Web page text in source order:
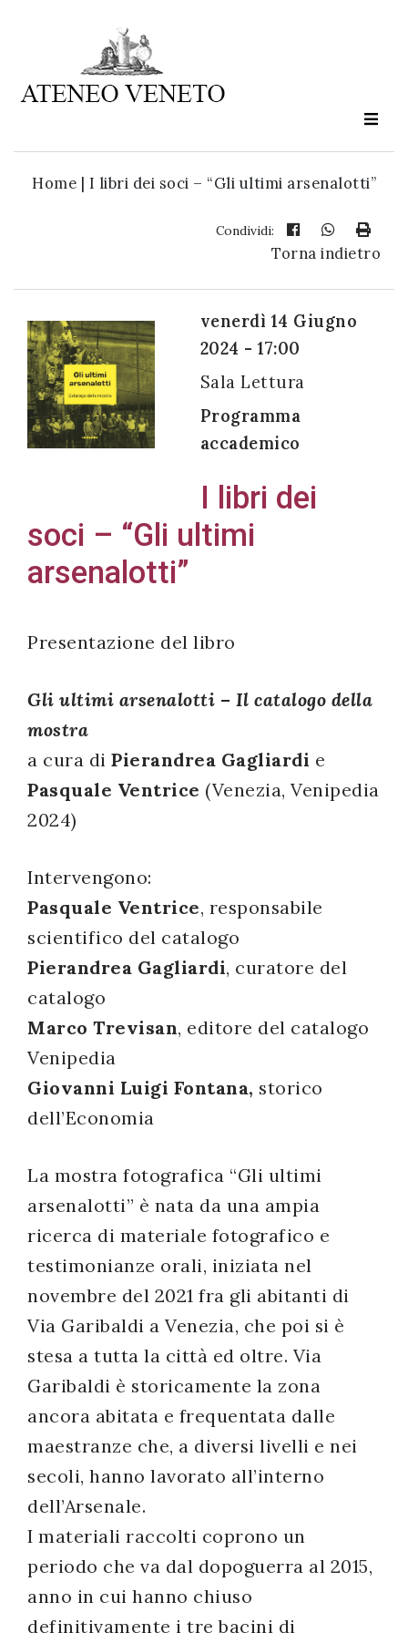
Home | I libri dei soci – “Gli ultimi arsenalotti”
Condividi:
Torna indietro
venerdì 14 Giugno
2024 - 17:00
Sala Lettura
Programma
accademico
I libri dei
soci – “Gli ultimi
arsenalotti”
Presentazione del libro
Gli ultimi arsenalotti – Il catalogo della
mostra
a cura di Pierandrea Gagliardi e
Pasquale Ventrice (Venezia, Venipedia
2024)
Intervengono:
Pasquale Ventrice, responsabile
scientifico del catalogo
Pierandrea Gagliardi, curatore del
catalogo
Marco Trevisan, editore del catalogo
Venipedia
Giovanni Luigi Fontana, storico
dell’Economia
La mostra fotografica “Gli ultimi
arsenalotti” è nata da una ampia
ricerca di materiale fotografico e
testimonianze orali, iniziata nel
novembre del 2021 fra gli abitanti di
Via Garibaldi a Venezia, che poi si è
stesa a tutta la città ed oltre. Via
Garibaldi è storicamente la zona
ancora abitata e frequentata dalle
maestranze che, a diversi livelli e nei
secoli, hanno lavorato all’interno
dell’Arsenale.
I materiali raccolti coprono un
periodo che va dal dopoguerra al 2015,
anno in cui hanno chiuso
definitivamente i tre bacini di
Ateneo
è
cultura
newsletter:
all'uso dei
miei dati
personali in
con il
legislativo
Registrazione
avvenuta con